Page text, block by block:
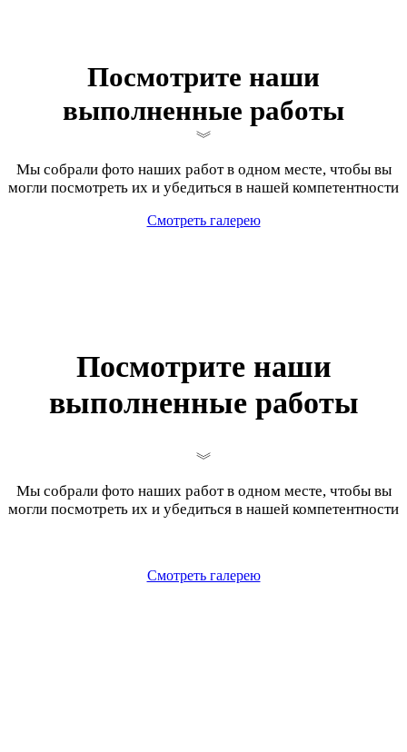
Посмотрите наши
выполненные работы
Мы собрали фото наших работ в одном месте, чтобы вы
могли посмотреть их и убедиться в нашей компетентности
Смотреть галерею
Посмотрите наши
выполненные работы
Мы собрали фото наших работ в одном месте, чтобы вы
могли посмотреть их и убедиться в нашей компетентности
Смотреть галерею